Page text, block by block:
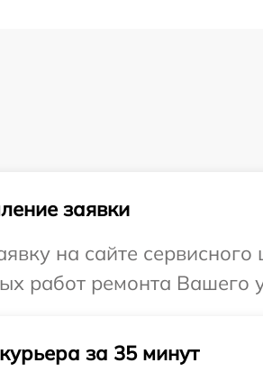
заявки
на сайте
работ ремонта Вашего
за 35 минут